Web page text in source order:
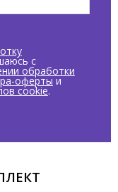
с
обработки
оферты и
cookie.